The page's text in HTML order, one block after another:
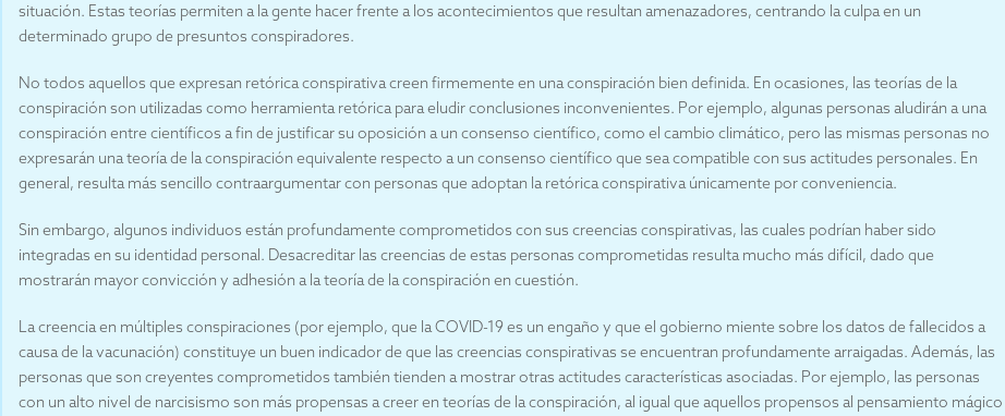
situación. Estas teorías permiten a la gente hacer frente a los acontecimientos que resultan amenazadores, centrando la culpa en un
determinado grupo de presuntos conspiradores.
No todos aquellos que expresan retórica conspirativa creen firmemente en una conspiración bien definida. En ocasiones, las teorías de la
conspiración son utilizadas como herramienta retórica para eludir conclusiones inconvenientes. Por ejemplo, algunas personas aludirán a una
conspiración entre científicos a fin de justificar su oposición a un consenso científico, como el cambio climático, pero las mismas personas no
expresarán una teoría de la conspiración equivalente respecto a un consenso científico que sea compatible con sus actitudes personales. En
general, resulta más sencillo contraargumentar con personas que adoptan la retórica conspirativa únicamente por conveniencia.
Sin embargo, algunos individuos están profundamente comprometidos con sus creencias conspirativas, las cuales podrían haber sido
integradas en su identidad personal. Desacreditar las creencias de estas personas comprometidas resulta mucho más difícil, dado que
mostrarán mayor convicción y adhesión a la teoría de la conspiración en cuestión.
La creencia en múltiples conspiraciones (por ejemplo, que la COVID-19 es un engaño y que el gobierno miente sobre los datos de fallecidos a
causa de la vacunación) constituye un buen indicador de que las creencias conspirativas se encuentran profundamente arraigadas. Además, las
personas que son creyentes comprometidos también tienden a mostrar otras actitudes características asociadas. Por ejemplo, las personas
con un alto nivel de narcisismo son más propensas a creer en teorías de la conspiración, al igual que aquellos propensos al pensamiento mágico